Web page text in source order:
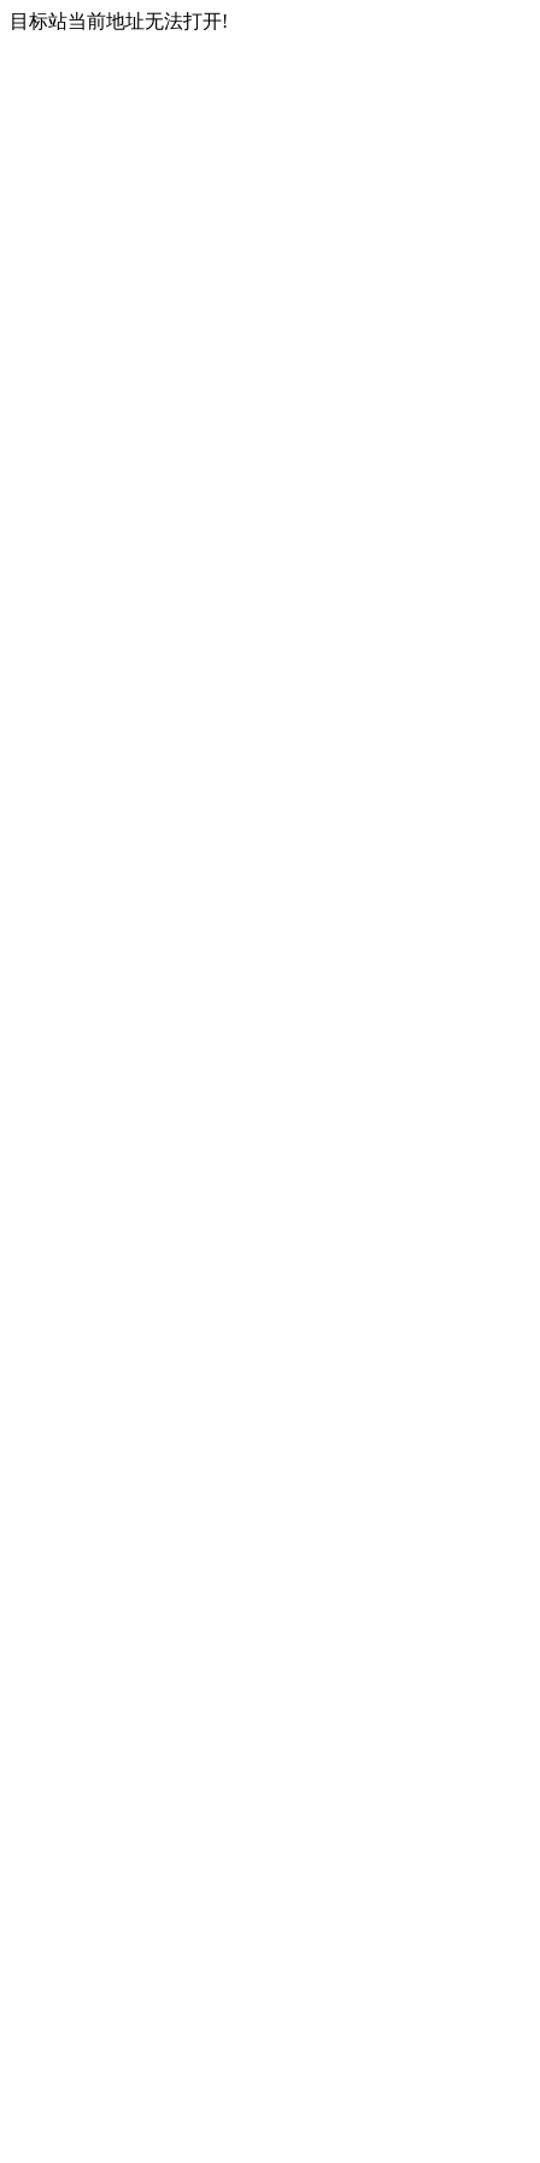
目标站当前地址无法打开!